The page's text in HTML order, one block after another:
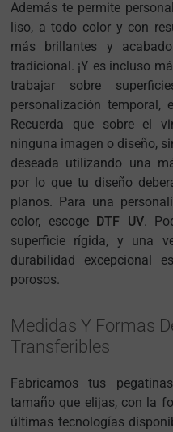
Además te permite
liso, a todo color y con
más brillantes y
tradicional. ¡Y es incluso
trabajar sobre
personalización temporal,
Recuerda que sobre el
ninguna imagen o diseño,
deseada utilizando una
por lo que tu diseño
planos. Para una
color, escoge DTF UV.
superficie rígida, y una
durabilidad excepcional
porosos.
Medidas Y Formas
Transferibles
Fabricamos tus
tamaño que elijas, con la
últimas tecnologías